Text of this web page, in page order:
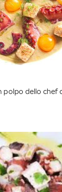
polpo dello chef